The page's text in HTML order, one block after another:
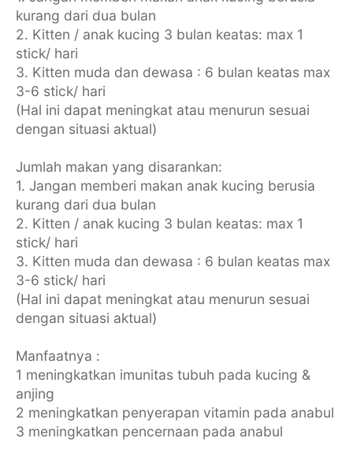
kurang dari dua bulan
2. Kitten / anak kucing 3 bulan keatas: max 1
stick/ hari
3. Kitten muda dan dewasa : 6 bulan keatas max
3-6 stick/ hari
(Hal ini dapat meningkat atau menurun sesuai
dengan situasi aktual)
Jumlah makan yang disarankan:
1. Jangan memberi makan anak kucing berusia
kurang dari dua bulan
2. Kitten / anak kucing 3 bulan keatas: max 1
stick/ hari
3. Kitten muda dan dewasa : 6 bulan keatas max
3-6 stick/ hari
(Hal ini dapat meningkat atau menurun sesuai
dengan situasi aktual)
Manfaatnya :
1 meningkatkan imunitas tubuh pada kucing &
anjing
2 meningkatkan penyerapan vitamin pada anabul
3 meningkatkan pencernaan pada anabul